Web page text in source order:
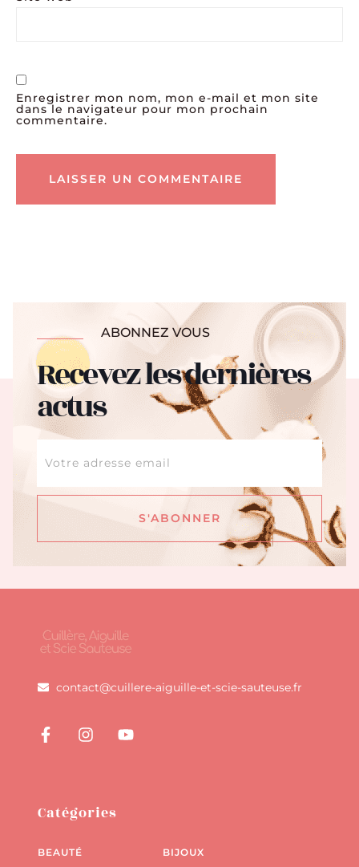
Enregistrer mon nom, mon e-mail et mon site
dans le navigateur pour mon prochain
commentaire.
ABONNEZ VOUS
Recevez les dernières
actus
S'ABONNER
contact@cuillere-aiguille-et-scie-sauteuse.fr
Catégories
BEAUTÉ BIJOUX